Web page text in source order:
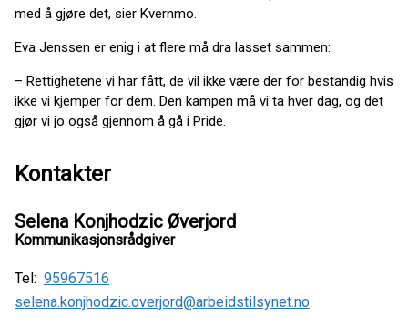
med å gjøre det, sier Kvernmo.
Eva Jenssen er enig i at flere må dra lasset sammen:
– Rettighetene vi har fått, de vil ikke være der for bestandig hvis
ikke vi kjemper for dem. Den kampen må vi ta hver dag, og det
gjør vi jo også gjennom å gå i Pride.
Kontakter
Selena Konjhodzic Øverjord
Kommunikasjonsrådgiver
Tel: 95967516
selena.konjhodzic.overjord@arbeidstilsynet.no